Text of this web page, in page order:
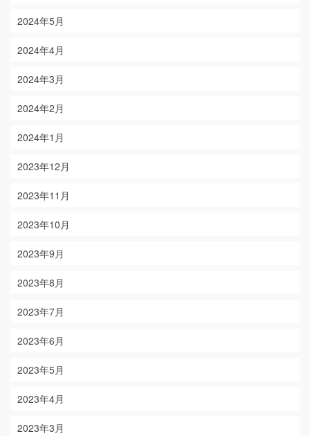
2024年5月
2024年4月
2024年3月
2024年2月
2024年1月
2023年12月
2023年11月
2023年10月
2023年9月
2023年8月
2023年7月
2023年6月
2023年5月
2023年4月
2023年3月